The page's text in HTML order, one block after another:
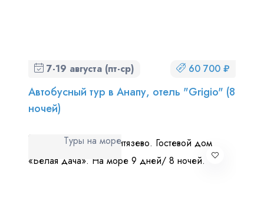
7-19 августа (пт-ср) 60 700 ₽
Автобусный тур в Анапу, отель "Grigio" (8
ночей)
Туры на море